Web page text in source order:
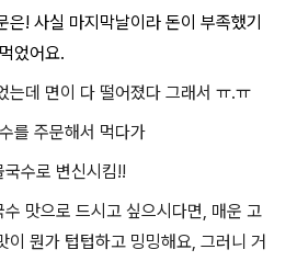
은! 사실 마지막날이라 돈이 부족했기
었어요.
는데 면이 다 떨어졌다 그래서 ㅠ.ㅠ
를 주문해서 먹다가
수로 변신시킴!!
맛으로 드시고 싶으시다면, 매운 고
이 뭔가 텁텁하고 밍밍해요, 그러니 거